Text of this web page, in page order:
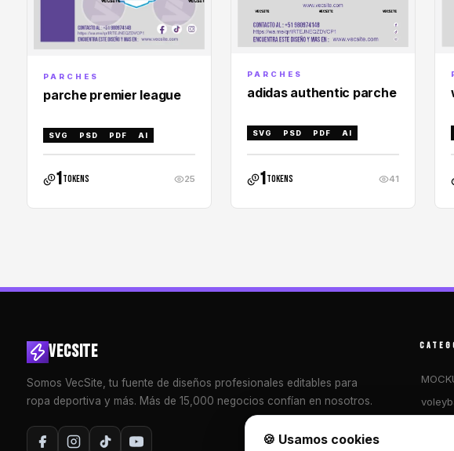
PARCHES
parche premier league
SVG PSD PDF AI
1tokens 25
PARCHES
adidas authentic parche
SVG PSD PDF AI
1tokens 41
VECSITE
Somos VecSite, tu fuente de diseños profesionales editables para
ropa deportiva y más. Más de 15,000 negocios confían en nosotros.
🍪 Usamos cookies